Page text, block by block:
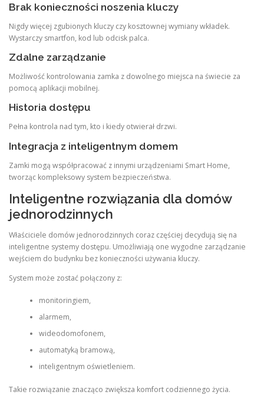
Brak konieczności noszenia kluczy
Nigdy więcej zgubionych kluczy czy kosztownej wymiany wkładek.
Wystarczy smartfon, kod lub odcisk palca.
Zdalne zarządzanie
Możliwość kontrolowania zamka z dowolnego miejsca na świecie za
pomocą aplikacji mobilnej.
Historia dostępu
Pełna kontrola nad tym, kto i kiedy otwierał drzwi.
Integracja z inteligentnym domem
Zamki mogą współpracować z innymi urządzeniami Smart Home,
tworząc kompleksowy system bezpieczeństwa.
Inteligentne rozwiązania dla domów
jednorodzinnych
Właściciele domów jednorodzinnych coraz częściej decydują się na
inteligentne systemy dostępu. Umożliwiają one wygodne zarządzanie
wejściem do budynku bez konieczności używania kluczy.
System może zostać połączony z:
monitoringiem,
alarmem,
wideodomofonem,
automatyką bramową,
inteligentnym oświetleniem.
Takie rozwiązanie znacząco zwiększa komfort codziennego życia.